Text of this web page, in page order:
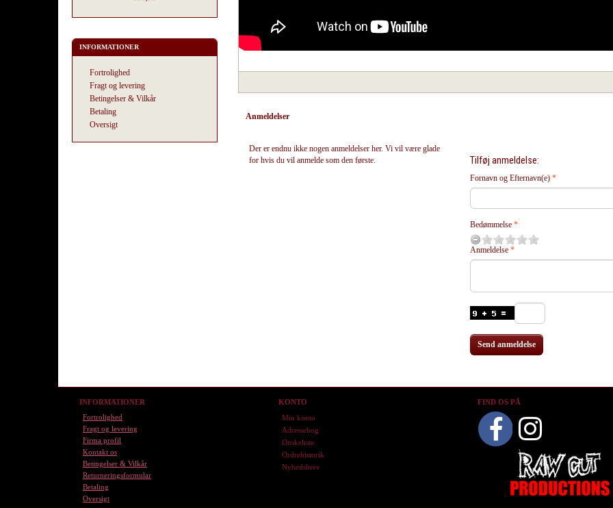
INFORMATIONER
Fortrolighed
Fragt og levering
Betingelser & Vilkår
Betaling
Oversigt
Anmeldelser
Der er endnu ikke nogen anmeldelser her. Vi vil være glade
for hvis du vil anmelde som den første.
Tilføj anmeldelse:
Fornavn og Efternavn(e)
Bedømmelse
Anmeldelse
Send anmeldelse
INFORMATIONER
Fortrolighed
Fragt og levering
Firma profil
Kontakt os
Betingelser & Vilkår
Returneringsformular
Betaling
Oversigt
KONTO
Min konto
Adressebog
Ønskeliste
Ordrehistorik
Nyhedsbrev
FIND OS PÅ